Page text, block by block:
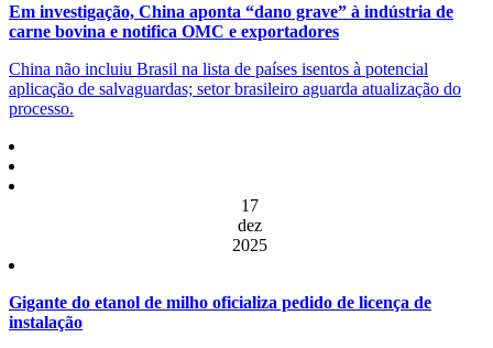
Em investigação, China aponta “dano grave” à indústria de
carne bovina e notifica OMC e exportadores
China não incluiu Brasil na lista de países isentos à potencial
aplicação de salvaguardas; setor brasileiro aguarda atualização do
processo.
17
dez
2025
Gigante do etanol de milho oficializa pedido de licença de
instalação